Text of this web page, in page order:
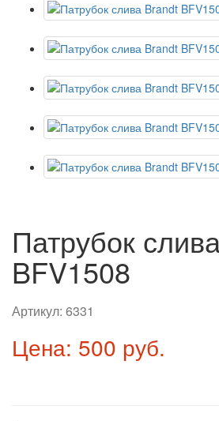
Патрубок
BFV1508
Артикул: 6331
Цена: 500 руб.